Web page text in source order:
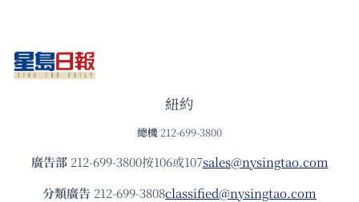
紐約
總機 212-699-3800
廣告部212-699-3800按106或107sales@nysingtao.com
分類廣告 212-699-3808classified@nysingtao.com